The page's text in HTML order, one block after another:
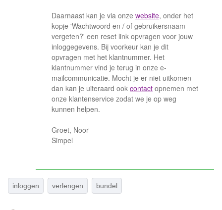
Daarnaast kan je via onze website, onder het
kopje 'Wachtwoord en / of gebruikersnaam
vergeten?' een reset link opvragen voor jouw
inloggegevens. Bij voorkeur kan je dit
opvragen met het klantnummer. Het
klantnummer vind je terug in onze e-
mailcommunicatie. Mocht je er niet uitkomen
dan kan je uiteraard ook contact opnemen met
onze klantenservice zodat we je op weg
kunnen helpen.
Groet, Noor
Simpel
inloggen verlengen bundel